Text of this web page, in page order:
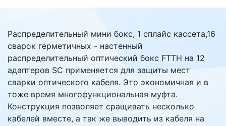
Распределительный мини бокс, 1 сплайс кассета,16
сварок герметичных - настенный
распределительный оптический бокс FTTH на 12
адаптеров SC применяется для защиты мест
сварки оптического кабеля. Это экономичная и в
тоже время многофункциональная муфта.
Конструкция позволяет сращивать несколько
кабелей вместе, а так же выводить из кабеля на